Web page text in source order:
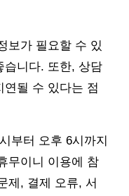
보가 필요할 수 있
습니다. 또한, 상담
연될 수 있다는 점
부터 오후 6시까지
무이니 이용에 참
제, 결제 오류, 서